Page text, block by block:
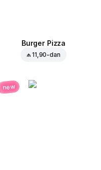
Burger Pizza
₼ 11,90-dan
new